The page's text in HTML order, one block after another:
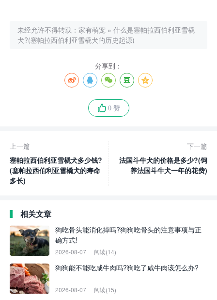
未经允许不得转载： 家有萌宠 » 什么是塞帕拉西伯利亚雪橇
犬?(塞帕拉西伯利亚雪橇犬的历史起源)
分享到：
0 赞
上一篇
塞帕拉西伯利亚雪橇犬多少钱?
(塞帕拉西伯利亚雪橇犬的寿命
多长)
下一篇
法国斗牛犬的价格是多少?(饲
养法国斗牛犬一年的花费)
相关文章
狗吃骨头能消化掉吗?狗狗吃骨头的注意事项与正
确方式!
2026-08-07 阅读(14)
狗狗能不能吃咸牛肉吗?狗吃了咸牛肉该怎么办?
2026-08-07 阅读(15)